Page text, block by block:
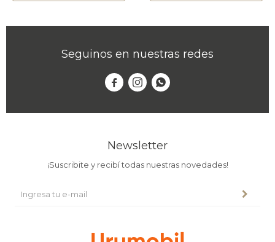
Seguinos en nuestras redes
  
Newsletter
¡Suscribite y recibí todas nuestras novedades!